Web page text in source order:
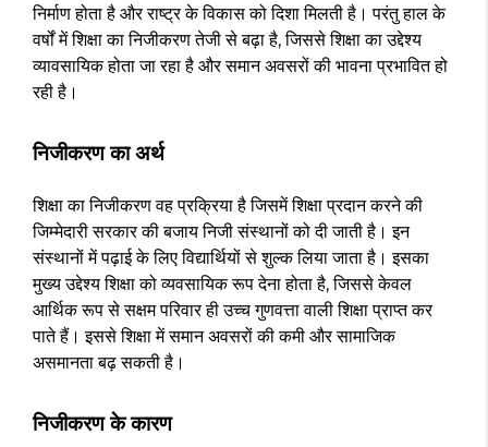
निर्माण होता है और राष्ट्र के विकास को दिशा मिलती है। परंतु हाल के
वर्षों में शिक्षा का निजीकरण तेजी से बढ़ा है, जिससे शिक्षा का उद्देश्य
व्यावसायिक होता जा रहा है और समान अवसरों की भावना प्रभावित हो
रही है।
निजीकरण का अर्थ
शिक्षा का निजीकरण वह प्रक्रिया है जिसमें शिक्षा प्रदान करने की
जिम्मेदारी सरकार की बजाय निजी संस्थानों को दी जाती है। इन
संस्थानों में पढ़ाई के लिए विद्यार्थियों से शुल्क लिया जाता है। इसका
मुख्य उद्देश्य शिक्षा को व्यवसायिक रूप देना होता है, जिससे केवल
आर्थिक रूप से सक्षम परिवार ही उच्च गुणवत्ता वाली शिक्षा प्राप्त कर
पाते हैं। इससे शिक्षा में समान अवसरों की कमी और सामाजिक
असमानता बढ़ सकती है।
निजीकरण के कारण